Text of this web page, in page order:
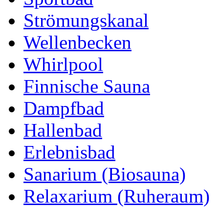
Strömungskanal
Wellenbecken
Whirlpool
Finnische Sauna
Dampfbad
Hallenbad
Erlebnisbad
Sanarium (Biosauna)
Relaxarium (Ruheraum)